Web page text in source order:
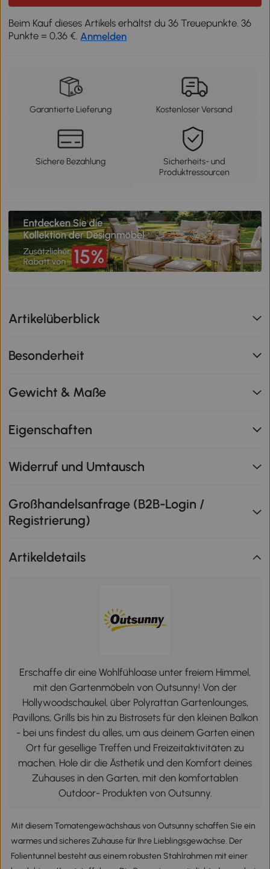
Beim Kauf dieses Artikels erhältst du 36 Treuepunkte. 36
Punkte = 0,36 €. Anmelden
Garantierte Lieferung Kostenloser Versand
Sichere Bezahlung
Sicherheits- und
Produktressourcen
Artikelüberblick
Besonderheit
Gewicht & Maße
Eigenschaften
Widerruf und Umtausch
Großhandelsanfrage (B2B-Login /
Registrierung)
Artikeldetails
Erschaffe dir eine Wohlfühloase unter freiem Himmel,
mit den Gartenmöbeln von Outsunny! Von der
Hollywoodschaukel, über Polyrattan Gartenlounges,
Pavillons, Grills bis hin zu Bistrosets für den kleinen Balkon
- bei uns findest du alles, um aus deinem Garten einen
Ort für gesellige Treffen und Freizeitaktivitäten zu
machen. Hole dir die Ästhetik und den Komfort deines
Zuhauses in den Garten, mit den komfortablen
Outdoor- Produkten von Outsunny.
Mit diesem Tomatengewächshaus von Outsunny schaffen Sie ein
warmes und sicheres Zuhause für Ihre Lieblingsgewächse. Der
Folientunnel besteht aus einem robusten Stahlrahmen mit einer